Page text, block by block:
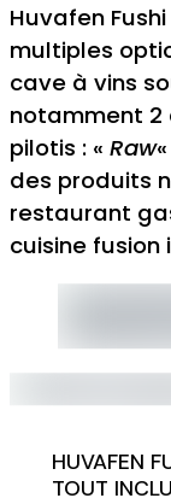
Huvafen
multiples
cave à vins
notamment 2
pilotis : « Raw
des produits
restaurant
cuisine fusion
HUVAFEN
TOUT